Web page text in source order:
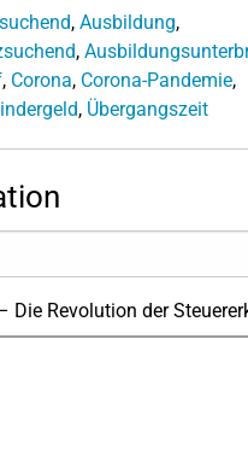
, Ausbildung,
,
, Corona, Corona-Pandemie,
, Übergangszeit
Die Revolution der